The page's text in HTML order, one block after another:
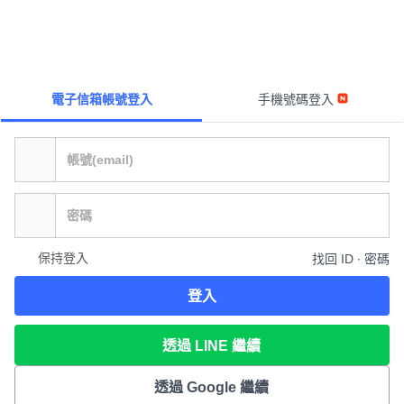
電子信箱帳號登入 手機號碼登入
保持登入 找回 ID ∙ 密碼
登入
透過 LINE 繼續
透過 Google 繼續